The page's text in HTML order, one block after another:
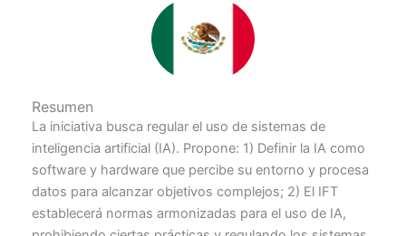
Resumen
La iniciativa busca regular el uso de sistemas de
inteligencia artificial (IA). Propone: 1) Definir la IA como
software y hardware que percibe su entorno y procesa
datos para alcanzar objetivos complejos; 2) El IFT
establecerá normas armonizadas para el uso de IA,